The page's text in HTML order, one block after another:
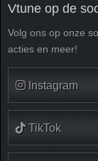
Vtune op de
Volg ons op onze
acties en meer!
Instagram
TikTok